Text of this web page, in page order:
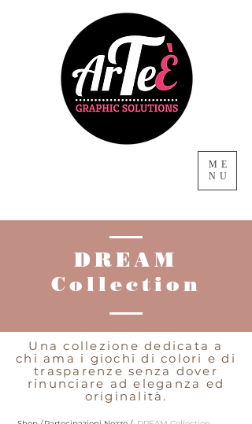
ME
NU
DREAM
Collection
Una collezione dedicata a
chi ama i giochi di colori e di
trasparenze senza dover
rinunciare ad eleganza ed
originalità.